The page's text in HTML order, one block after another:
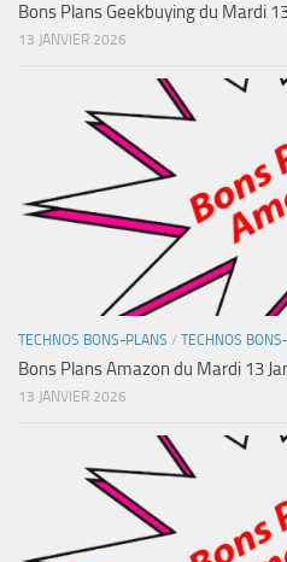
Bons Plans Geekbuying du Mardi
13 JANVIER 2026
TECHNOS BONS-PLANS / TECHNOS
Bons Plans Amazon du Mardi 13
13 JANVIER 2026